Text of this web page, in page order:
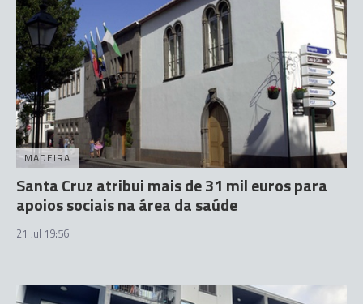
MADEIRA
Santa Cruz atribui mais de 31 mil euros para
apoios sociais na área da saúde
21 Jul 19:56